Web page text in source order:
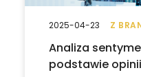
Z
Analiza
podstawie
2025-04-23